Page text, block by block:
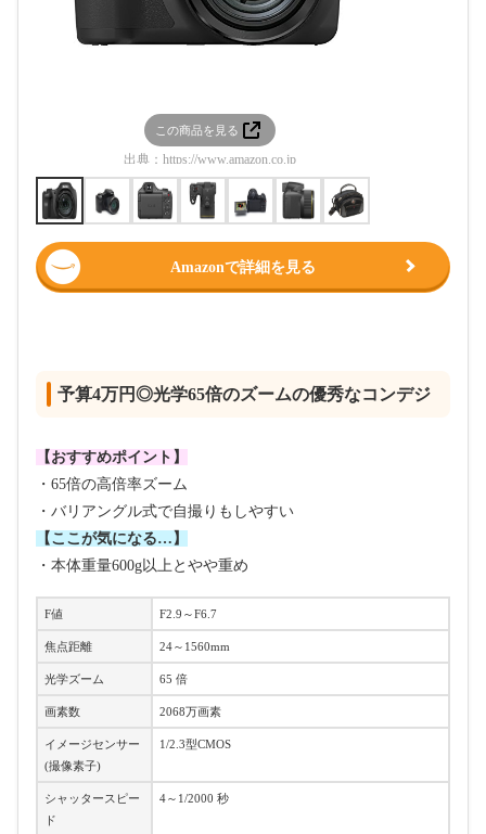
この商品を見る
出典： https://www.amazon.co.jp
Amazonで詳細を見る
予算4万円◎光学65倍のズームの優秀なコンデジ
【おすすめポイント】
・65倍の高倍率ズーム
・バリアングル式で自撮りもしやすい
【ここが気になる…】
・本体重量600g以上とやや重め
F値 F2.9～F6.7
焦点距離 24～1560mm
光学ズーム 65 倍
画素数 2068万画素
イメージセンサー
(撮像素子)
1/2.3型CMOS
シャッタースピー
ド
4～1/2000 秒